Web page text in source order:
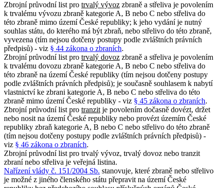
Zbrojní průvodní list pro trvalý vývoz zbraně a střeliva je povolením
k trvalému vývozu zbraně kategorie A, B nebo C nebo střeliva do
této zbraně mimo území České republiky; k jeho vydání je nutný
souhlas státu, do kterého má být zbraň, nebo střelivo do této zbraně,
vyvezena (tím nejsou dotčeny postupy podle zvláštních právních
předpisů) - viz § 44 zákona o zbraních.
Zbrojní průvodní list pro trvalý dovoz zbraně a střeliva je povolením
k trvalému dovozu zbraně kategorie A, B nebo C nebo střeliva do
této zbraně na území České republiky (tím nejsou dotčeny postupy
podle zvláštních právních předpisů); je současně souhlasem k nabytí
vlastnictví ke zbrani kategorie A, B nebo C nebo střeliva do této
zbraně mimo území České republiky - viz § 45 zákona o zbraních.
Zbrojní průvodní list pro tranzit je povolením dočasně dovézt, držet
nebo nosit na území České republiky nebo provézt územím České
republiky zbraň kategorie A, B nebo C nebo střelivo do této zbraně
(tím nejsou dotčeny postupy podle zvláštních právních předpisů) -
viz § 46 zákona o zbraních.
Zbrojní průvodní list pro trvalý vývoz, trvalý dovoz nebo tranzit
zbraní nebo střeliva je veřejná listina.
Nařízení vlády č. 151/2004 Sb. stanovuje, které zbraně nebo střelivo
je možné z jiného členského státu přepravit na území České